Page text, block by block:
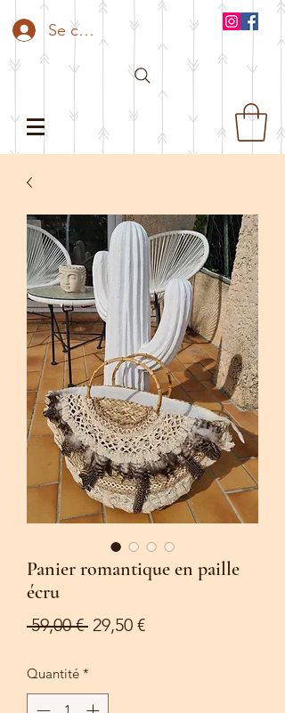
Se connecter
Panier romantique en paille
écru
59,00 € Prix
29,50 €Prix
Quantité *